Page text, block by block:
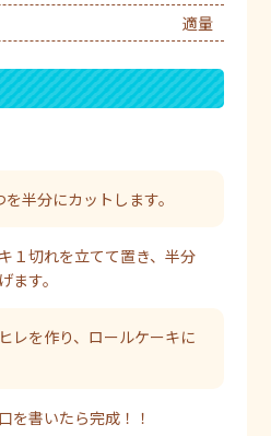
適量
半分にカットします。
切れを立てて置き、半分
ます。
を作り、ロールケーキに
書いたら完成！！